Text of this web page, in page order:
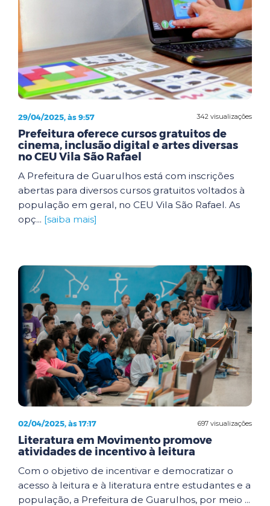
342 visualizações
29/04/2025, às 9:57
Prefeitura oferece cursos gratuitos de
cinema, inclusão digital e artes diversas
no CEU Vila São Rafael
A Prefeitura de Guarulhos está com inscrições
abertas para diversos cursos gratuitos voltados à
população em geral, no CEU Vila São Rafael. As
opç... [saiba mais]
697 visualizações
02/04/2025, às 17:17
Literatura em Movimento promove
atividades de incentivo à leitura
Com o objetivo de incentivar e democratizar o
acesso à leitura e à literatura entre estudantes e a
população, a Prefeitura de Guarulhos, por meio ...